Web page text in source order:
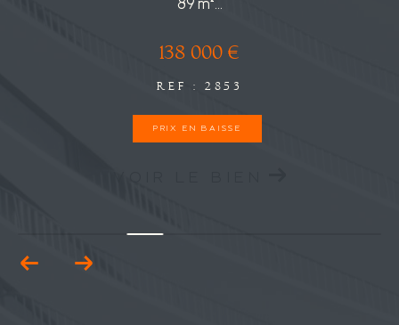
89 m²...
138 000 €
REF : 2853
PRIX EN BAISSE